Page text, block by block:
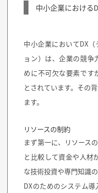
中小企業における
中小企業においてDX
ョン）は、企業の競争
めに不可欠な要素です
とされています。その
ます。
リソースの制約
まず第一に、
リソース
と比較して資金や人材
な技術投資や専門知識
DXのためのシステム